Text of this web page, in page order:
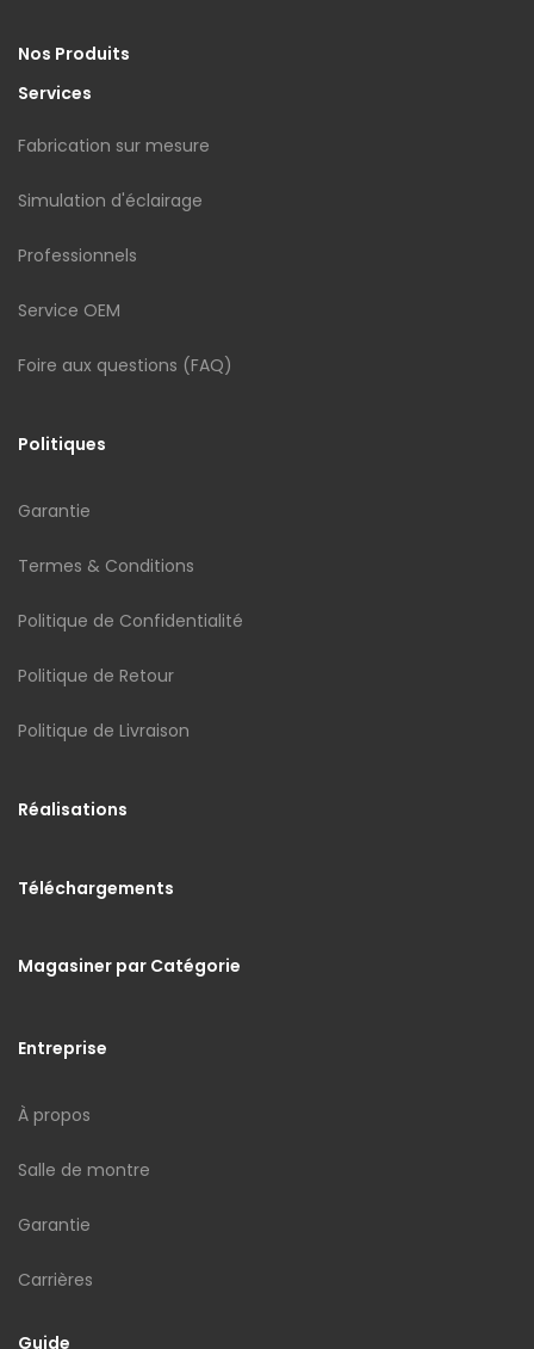
Nos Produits
Services
Fabrication sur mesure
Simulation d'éclairage
Professionnels
Service OEM
Foire aux questions (FAQ)
Politiques
Garantie
Termes & Conditions
Politique de Confidentialité
Politique de Retour
Politique de Livraison
Réalisations
Téléchargements
Magasiner par Catégorie
Entreprise
À propos
Salle de montre
Garantie
Carrières
Guide